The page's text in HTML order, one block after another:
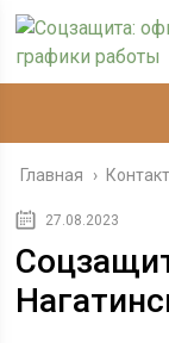
Главная ›
27.08.2023